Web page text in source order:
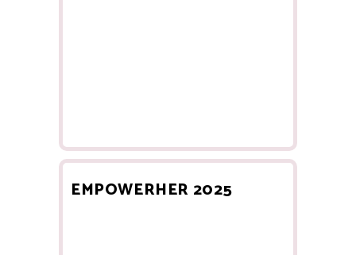
EMPOWERHER 2025